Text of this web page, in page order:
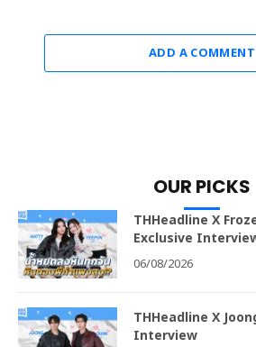
ADD A COMMENT
OUR PICKS
THHeadline X
Exclusive
06/08/2026
THHeadline X
Interview